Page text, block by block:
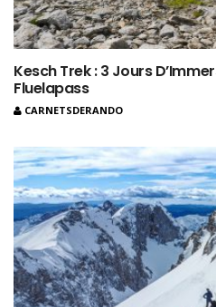
Kesch Trek : 3 Jours
Fluelapass
CARNETSDERANDO